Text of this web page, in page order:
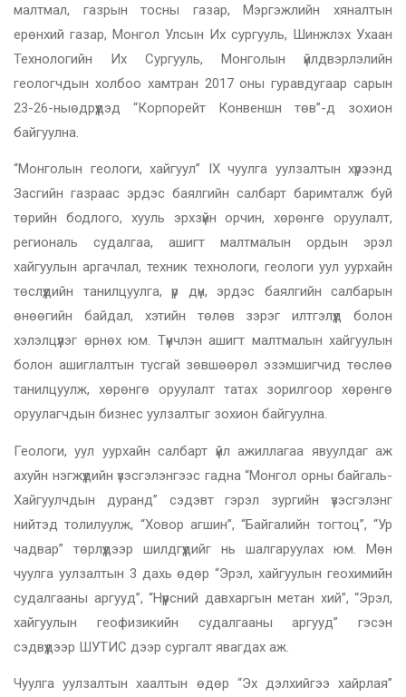
малтмал, газрын тосны газар, Мэргэжлийн хяналтын
ерөнхий газар, Монгол Улсын Их сургууль, Шинжлэх Ухаан
Технологийн Их Сургууль, Монголын үйлдвэрлэлийн
геологчдын холбоо хамтран 2017 оны гуравдугаар сарын
23-26-ныөдрүүдэд “Корпорейт Конвеншн төв”-д зохион
байгуулна.
“Монголын геологи, хайгуул” IX чуулга уулзалтын хүрээнд
Засгийн газраас эрдэс баялгийн салбарт баримталж буй
төрийн бодлого, хууль эрхзүйн орчин, хөрөнгө оруулалт,
региональ судалгаа, ашигт малтмалын ордын эрэл
хайгуулын аргачлал, техник технологи, геологи уул уурхайн
төслүүдийн танилцуулга, үр дүн, эрдэс баялгийн салбарын
өнөөгийн байдал, хэтийн төлөв зэрэг илтгэлүүд болон
хэлэлцүүлэг өрнөх юм. Түүнчлэн ашигт малтмалын хайгуулын
болон ашиглалтын тусгай зөвшөөрөл эзэмшигчид төслөө
танилцуулж, хөрөнгө оруулалт татах зорилгоор хөрөнгө
оруулагчдын бизнес уулзалтыг зохион байгуулна.
Геологи, уул уурхайн салбарт үйл ажиллагаа явуулдаг аж
ахуйн нэгжүүдийн үзэсгэлэнгээс гадна “Монгол орны байгаль-
Хайгуулчдын дуранд” сэдэвт гэрэл зургийн үзэсгэлэнг
нийтэд толилуулж, “Ховор агшин”, “Байгалийн тогтоц”, “Ур
чадвар” төрлүүдээр шилдгүүдийг нь шалгаруулах юм. Мөн
чуулга уулзалтын 3 дахь өдөр “Эрэл, хайгуулын геохимийн
судалгааны аргууд”, “Нүүрсний давхаргын метан хий”, “Эрэл,
хайгуулын геофизикийн судалгааны аргууд” гэсэн
сэдвүүдээр ШУТИС дээр сургалт явагдах аж.
Чуулга уулзалтын хаалтын өдөр “Эх дэлхийгээ хайрлая”